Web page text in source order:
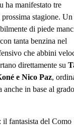
ha manifestato tre
stagione. Un
di piede
tanta benzina nel
che abbini
direttamente su
e Nico Paz,
anche in base al
: il fantasista del Como